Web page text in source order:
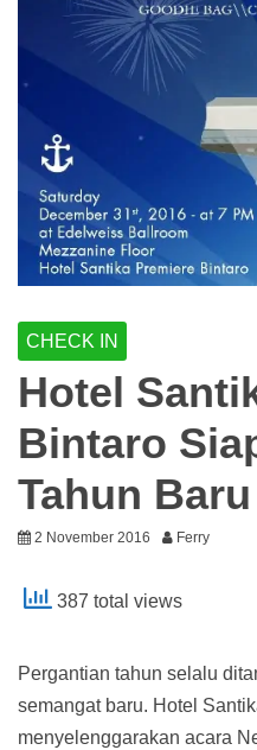
CHECK IN
Hotel
Bintaro
Tahun
2 November 2016 Ferry
387 total views
Pergantian tahun selalu
semangat baru. Hotel
menyelenggarakan acara